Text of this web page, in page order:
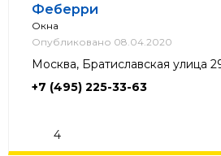
Феберри
Окна
Опубликовано 08.04.2020
Москва, Братиславская улица
+7 (495) 225-33-63
4